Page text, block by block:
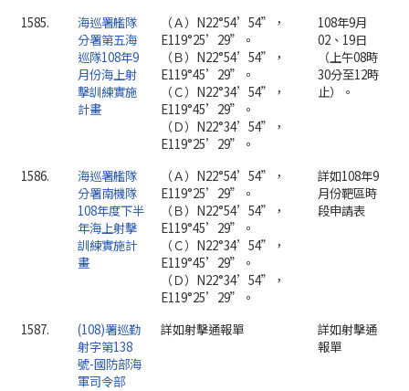
1585.
海巡署艦隊
分署第五海
巡隊108年9
月份海上射
擊訓練實施
計畫
（Ａ）N22°54’54”，
E119°25’29”。
（Ｂ）N22°54’54”，
E119°45’29”。
（Ｃ）N22°34’54”，
E119°45’29”。
（Ｄ）N22°34’54”，
E119°25’29”。
108年9月
02、19日
（上午08時
30分至12時
止）。
1586.
海巡署艦隊
分署南機隊
108年度下半
年海上射擊
訓練實施計
畫
（Ａ）N22°54’54”，
E119°25’29”。
（Ｂ）N22°54’54”，
E119°45’29”。
（Ｃ）N22°34’54”，
E119°45’29”。
（Ｄ）N22°34’54”，
E119°25’29”。
詳如108年9
月份靶區時
段申請表
1587.
(108)署巡勤
射字第138
號-國防部海
軍司令部
詳如射擊通報單
詳如射擊通
報單